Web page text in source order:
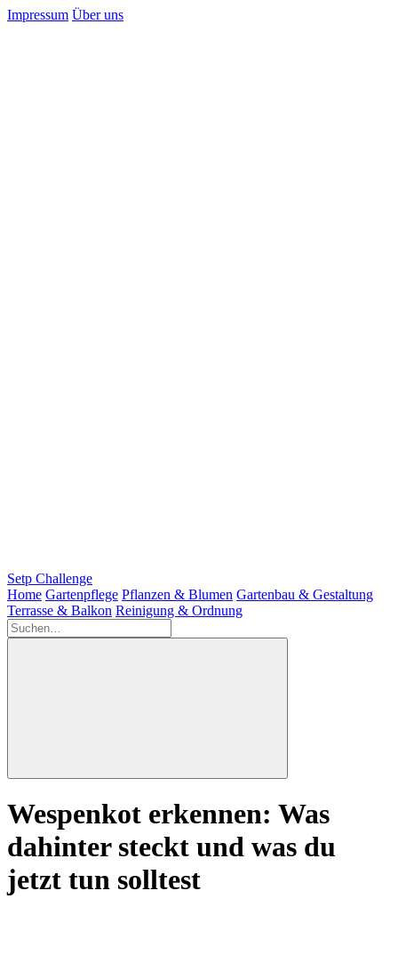
Impressum Über uns
Setp Challenge
Home Gartenpflege Pflanzen & Blumen Gartenbau & Gestaltung
Terrasse & Balkon Reinigung & Ordnung
Wespenkot erkennen: Was
dahinter steckt und was du
jetzt tun solltest